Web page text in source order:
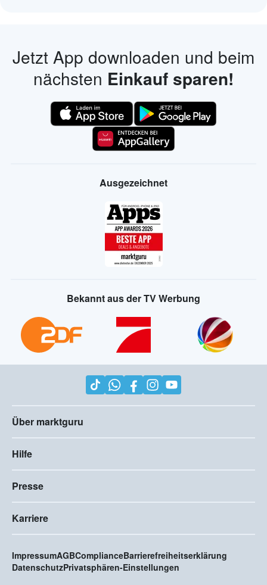
Jetzt App downloaden und beim
nächsten Einkauf sparen!
Ausgezeichnet
Bekannt aus der TV Werbung
Über marktguru
Hilfe
Presse
Karriere
ImpressumAGBComplianceBarrierefreiheitserklärung
DatenschutzPrivatsphären-Einstellungen